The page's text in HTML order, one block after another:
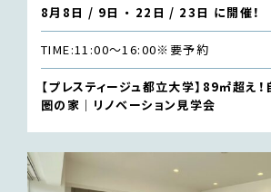
8月8日 / 9日 ・ 22日 / 23日 に開催！
TIME:11:00〜16:00※要予約
【プレスティージュ都立大学】89㎡超え
圏の家｜リノベーション見学会